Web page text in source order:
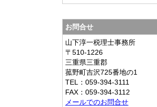
お問合せ
山下淳一税理士事務所
〒510-1226
三重県三重郡
菰野町吉沢725番地の1
TEL：059-394-3111
FAX：059-394-3112
メールでのお問合せ